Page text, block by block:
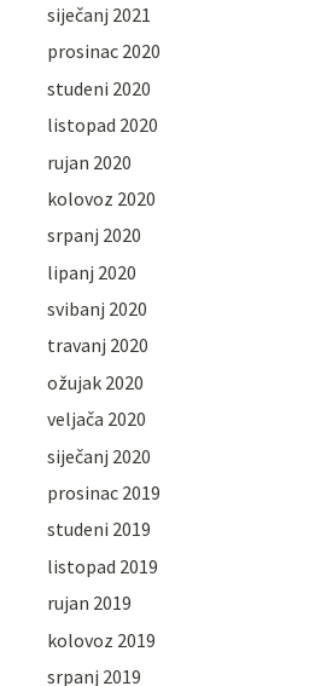
siječanj 2021
prosinac 2020
studeni 2020
listopad 2020
rujan 2020
kolovoz 2020
srpanj 2020
lipanj 2020
svibanj 2020
travanj 2020
ožujak 2020
veljača 2020
siječanj 2020
prosinac 2019
studeni 2019
listopad 2019
rujan 2019
kolovoz 2019
srpanj 2019